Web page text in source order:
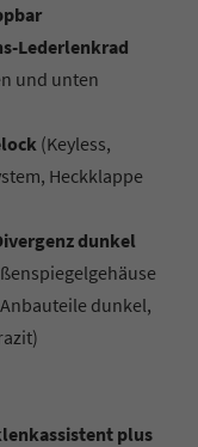
Lederlenkrad
und unten
(Keyless,
Heckklappe
dunkel
dunkel,
plus